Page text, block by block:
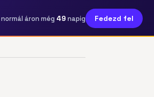
áron még 49 napig Fedezd fel